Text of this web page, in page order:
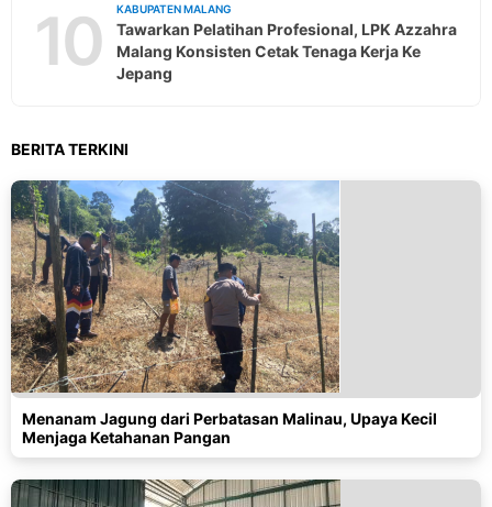
10 KABUPATEN MALANG
Tawarkan Pelatihan Profesional, LPK Azzahra
Malang Konsisten Cetak Tenaga Kerja Ke
Jepang
BERITA TERKINI
Menanam Jagung dari Perbatasan Malinau, Upaya Kecil
Menjaga Ketahanan Pangan